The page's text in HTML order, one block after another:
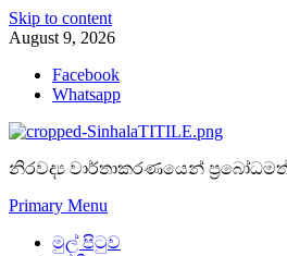
Skip to content
August 9, 2026
Facebook
Whatsapp
නිරවද්‍ය වාර්තාකරණයෙන්
Primary Menu
මුල් පිටුව